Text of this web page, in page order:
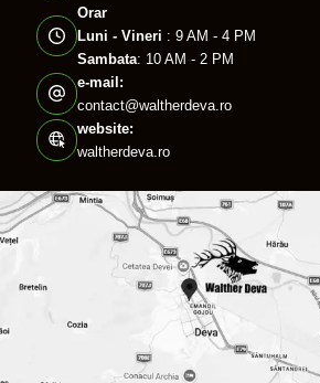
Orar
Luni - Vineri : 9 AM - 4 PM
Sambata: 10 AM - 2 PM
e-mail:
contact@waltherdeva.ro
website:
waltherdeva.ro